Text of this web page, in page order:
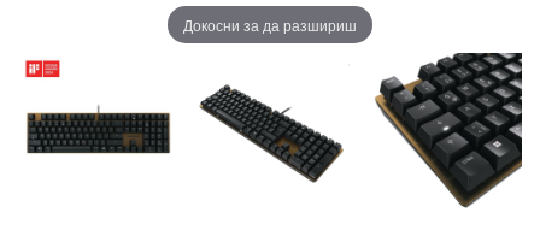
Докосни за да разшириш